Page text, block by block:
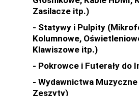
Zasilacze itp.)
- Statywy i Pulpity
Kolumnowe,
Klawiszowe itp.)
- Pokrowce i Futerały do
- Wydawnictwa Muzyczne
Zeszyty)